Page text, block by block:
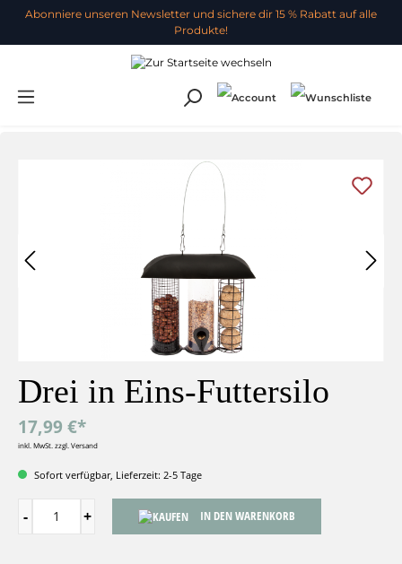
Abonniere unseren Newsletter und sichere dir 15 % Rabatt auf alle
Produkte!
Drei in Eins-Futtersilo
17,99 €*
inkl. MwSt. zzgl. Versand
Sofort verfügbar, Lieferzeit: 2-5 Tage
IN DEN WARENKORB